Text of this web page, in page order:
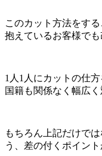
このカット方法をす
抱えているお客様でも
1人1人にカットの仕
国籍も関係なく幅広
もちろん上記だけで
う、差の付くポイン